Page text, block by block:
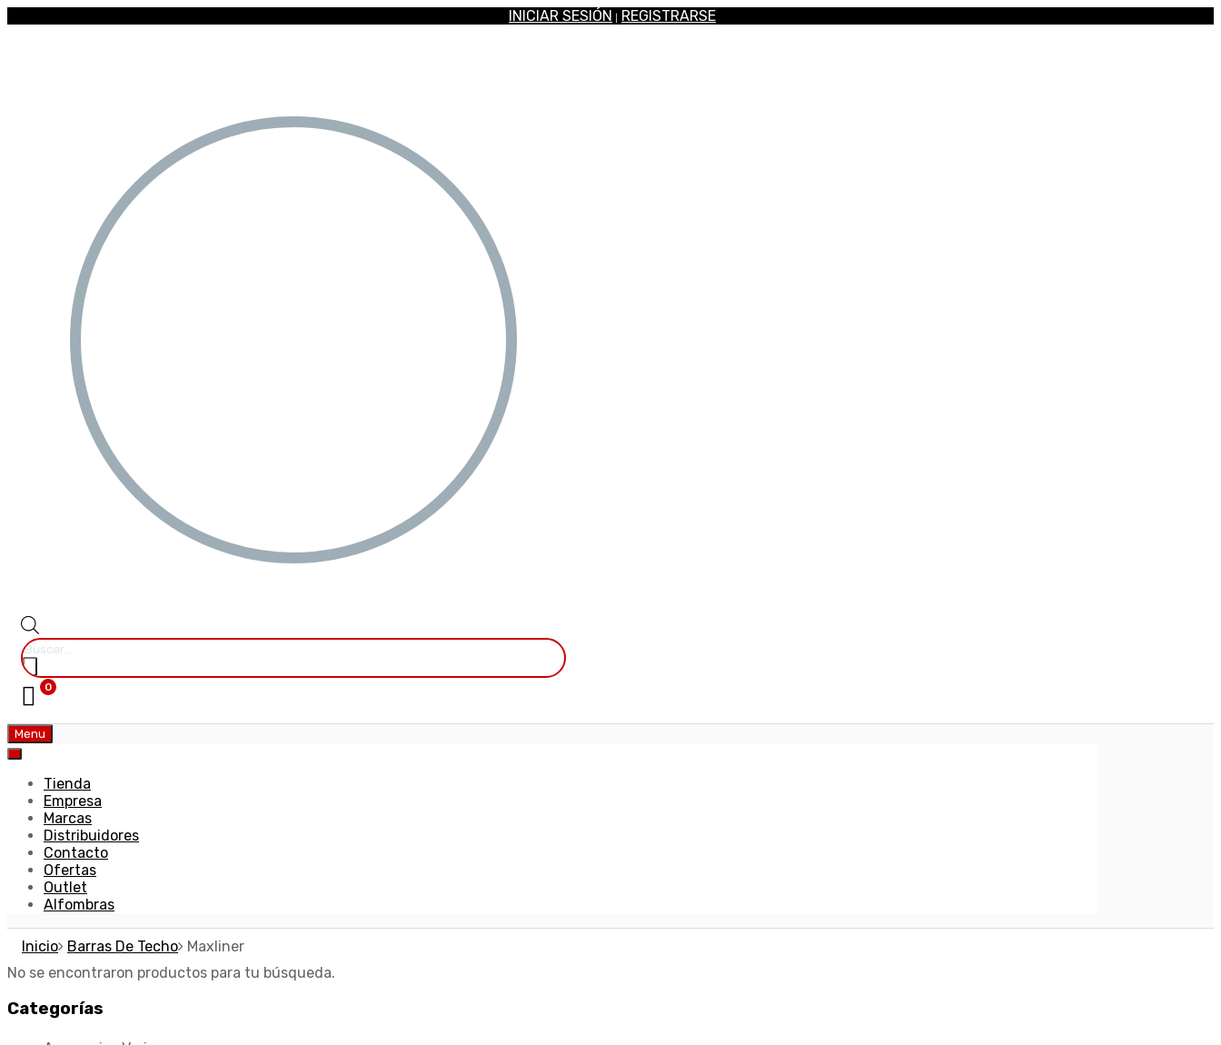
INICIAR SESIÓN REGISTRARSE
0
Menu
Tienda
Empresa
Marcas
Distribuidores
Contacto
Ofertas
Outlet
Alfombras
Inicio Barras De Techo Maxliner
No se encontraron productos para tu búsqueda.
Categorías